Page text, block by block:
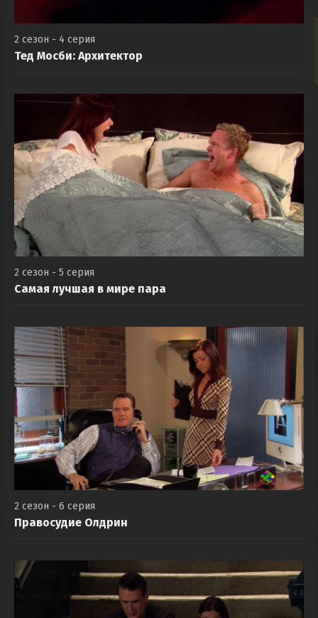
2 сезон - 4 серия
2 сезон - 5 серия
2 сезон - 6 серия